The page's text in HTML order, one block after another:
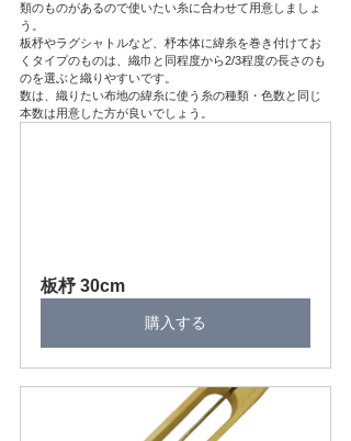
類のものがあるので使いたい糸に合わせて用意しましょ
う。
板杼やラグシャトルなど、杼本体に緯糸を巻き付けてお
くタイプのものは、織巾と同程度から2/3程度の長さのも
のを選ぶと織りやすいです。
数は、織りたい布地の緯糸に使う糸の種類・色数と同じ
本数は用意した方が良いでしょう。
板杼 30cm
購入する